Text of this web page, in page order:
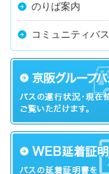
のりば案内
コミュニティバス